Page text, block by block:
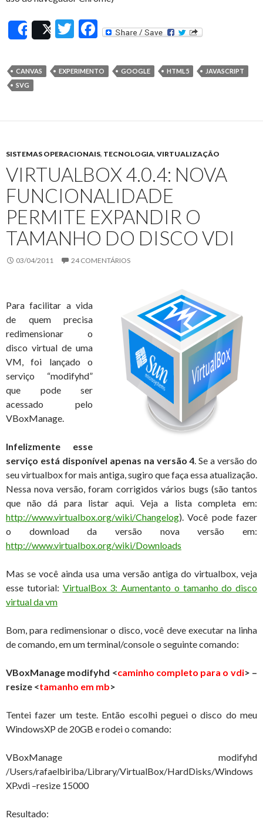
SharePostT
itt
er
F
e
b
o
CANVAS EXPERIMENTO GOOGLE HTML5
JAVASCRIPT
SVG
SISTEMAS OPERACIONAIS, TECNOLOGIA, VIRTUALIZAÇÃO
VIRTUALBOX 4.0.4: NOVA
FUNCIONALIDADE
PERMITE EXPANDIR O
TAMANHO DO DISCO VDI
03/04/2011 24 COMENTÁRIOS
Para facilitar a vida
de quem precisa
redimensionar o
disco virtual de uma
VM, foi lançado o
serviço “modifyhd”
que pode ser
acessado pelo
VBoxManage.
Infelizmente esse
serviço está disponível apenas na versão 4 . Se a versão do
seu virtualbox for mais antiga, sugiro que faça essa atualização.
Nessa nova versão, foram corrigidos vários bugs (são tantos
que não dá para listar aqui. Veja a lista completa em:
http://www.virtualbox.org/wiki/Changelog). Você pode fazer
o download da versão nova versão em:
http://www.virtualbox.org/wiki/Downloads
Mas se você ainda usa uma versão antiga do virtualbox, veja
esse tutorial: VirtualBox 3: Aumentanto o tamanho do disco
virtual da vm
Bom, para redimensionar o disco, você deve executar na linha
de comando, em um terminal/console o seguinte comando:
VBoxManage modifyhd <caminho completo para o vdi> –
resize <tamanho em mb>
Tentei fazer um teste. Então escolhi peguei o disco do meu
WindowsXP de 20GB e rodei o comando:
VBoxManage modifyhd
/Users/rafaelbiriba/Library/VirtualBox/HardDisks/Windows
XP.vdi –resize 15000
Resultado: